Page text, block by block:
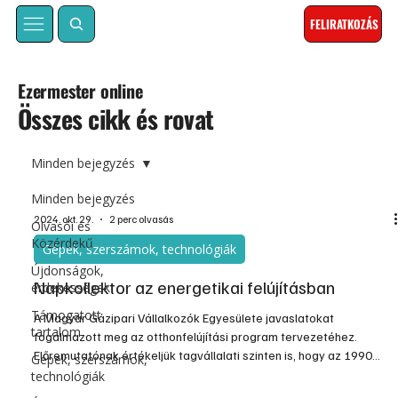
FELIRATKOZÁS
Összes cikk és rovat
Ezermester online
Minden bejegyzés
Olvasói és
Közérdekű
Újdonságok,
érdekességek
Támogatott
tartalom
Gépek, szerszámok,
technológiák
Minden bejegyzés
2024. okt. 29. 2 perc olvasás
Gépek, szerszámok, technológiák
Napkollektor az energetikai felújításban
A Magyar Gázipari Vállalkozók Egyesülete javaslatokat
fogalmazott meg az otthonfelújítási program tervezetéhez.
Előremutatónak értékeljük tagvállalati szinten is, hogy az 1990
előtt épült épületek esetén, az épületburok mellett a fűtési